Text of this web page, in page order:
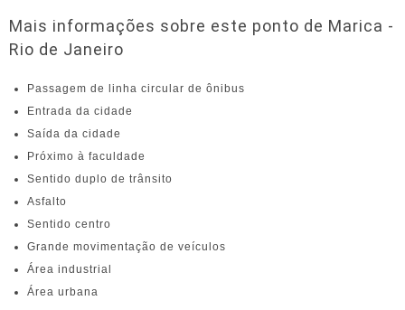
Mais informações sobre este ponto de Marica -
Rio de Janeiro
Passagem de linha circular de ônibus
Entrada da cidade
Saída da cidade
Próximo à faculdade
Sentido duplo de trânsito
Asfalto
Sentido centro
Grande movimentação de veículos
Área industrial
Área urbana